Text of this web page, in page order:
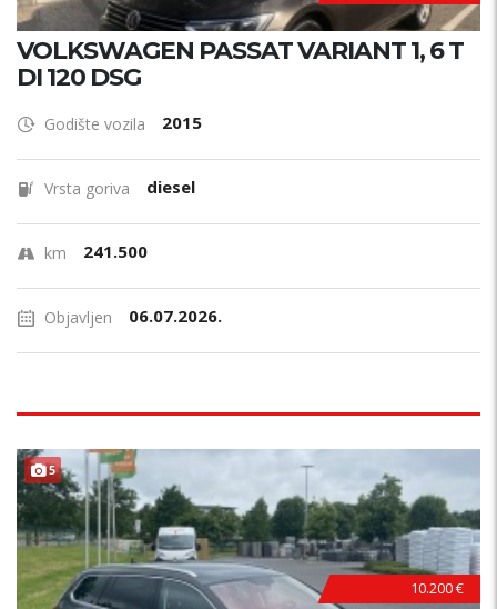
VOLKSWAGEN PASSAT VARIANT 1, 6 T
DI 120 DSG
Godište vozila 2015
Vrsta goriva diesel
km 241.500
Objavljen 06.07.2026.
5
10.200 €